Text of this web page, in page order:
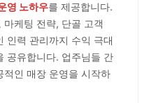
영 노하우를 제공합니다.
케팅 전략, 단골 고객
인력 관리까지 수익 극대
공유합니다. 업주님들 간
적인 매장 운영을 시작하